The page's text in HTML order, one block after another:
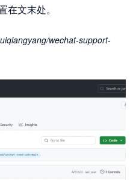
文末处。
wechat-support-